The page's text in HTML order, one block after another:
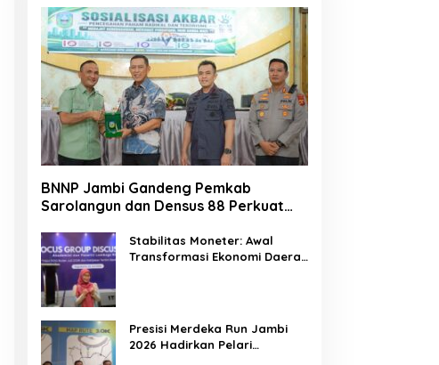
BNNP Jambi Gandeng Pemkab
Sarolangun dan Densus 88 Perkuat
Terorisme, dan Narkoba
Stabilitas Moneter: Awal
Transformasi Ekonomi Daerah
Presisi Merdeka Run Jambi
2026 Hadirkan Pelari